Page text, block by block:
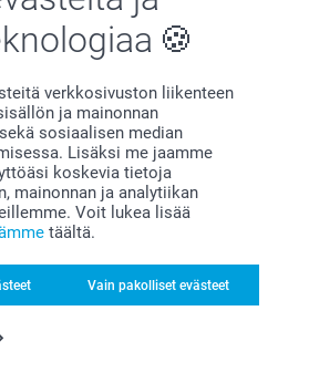
verkkosivuston liikenteen
ja mainonnan
sosiaalisen median
Lisäksi me jaamme
koskevia tietoja
mainonnan ja analytiikan
Voit lukea lisää
täältä.
Vain pakolliset evästeet
kaikista tilauksista
inspiraatiota?